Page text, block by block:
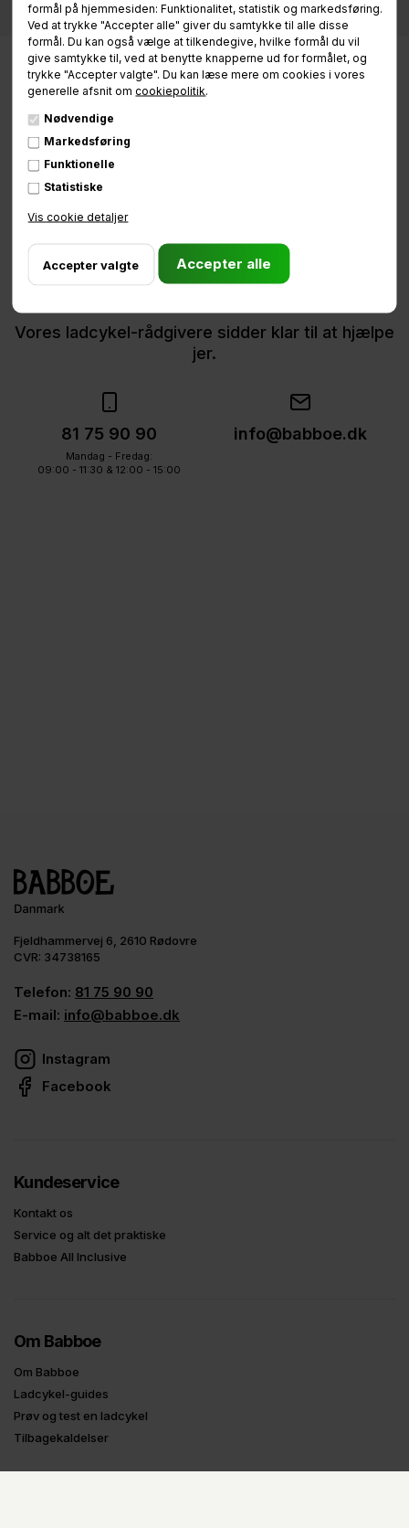
formål på hjemmesiden: Funktionalitet, statistik og markedsføring.
Ved at trykke "Accepter alle" giver du samtykke til alle disse
formål. Du kan også vælge at tilkendegive, hvilke formål du vil
give samtykke til, ved at benytte knapperne ud for formålet, og
trykke "Accepter valgte". Du kan læse mere om cookies i vores
generelle afsnit omcookiepolitik.
Nødvendige
Markedsføring
Funktionelle
Statistiske
Vis cookie detaljer
Brug for hjælp
eller ladcykel vejledning?
Vores ladcykel-rådgivere sidder klar til at hjælpe
jer.
81 75 90 90
Mandag - Fredag:
09:00 - 11:30 & 12:00 - 15:00
info@babboe.dk
Fjeldhammervej 6, 2610 Rødovre
CVR: 34738165
Telefon: 81 75 90 90
E-mail: info@babboe.dk
Instagram
Facebook
Kundeservice
Kontakt os
Service og alt det praktiske
Babboe All Inclusive
Om Babboe
Om Babboe
Ladcykel-guides
Prøv og test en ladcykel
Tilbagekaldelser